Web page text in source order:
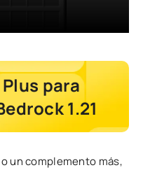
para
1.21
un complemento más,